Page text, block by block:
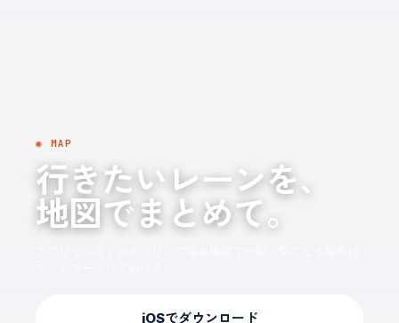
◉ MAP
行きたいレーンを、
地図でまとめて。
iOSでダウンロード